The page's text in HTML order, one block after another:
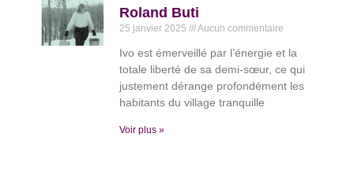
Roland Buti
25 janvier 2025 Aucun commentaire
Ivo est émerveillé par l’énergie et la
totale liberté de sa demi-sœur, ce qui
justement dérange profondément les
habitants du village tranquille
Voir plus »